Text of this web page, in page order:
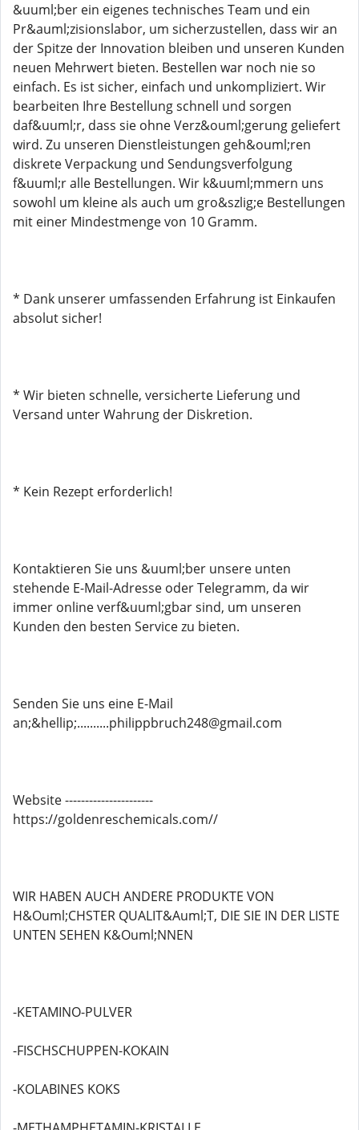
&uuml;ber ein eigenes technisches Team und ein
Pr&auml;zisionslabor, um sicherzustellen, dass wir an
der Spitze der Innovation bleiben und unseren Kunden
neuen Mehrwert bieten. Bestellen war noch nie so
einfach. Es ist sicher, einfach und unkompliziert. Wir
bearbeiten Ihre Bestellung schnell und sorgen
daf&uuml;r, dass sie ohne Verz&ouml;gerung geliefert
wird. Zu unseren Dienstleistungen geh&ouml;ren
diskrete Verpackung und Sendungsverfolgung
f&uuml;r alle Bestellungen. Wir k&uuml;mmern uns
sowohl um kleine als auch um gro&szlig;e Bestellungen
mit einer Mindestmenge von 10 Gramm.
* Dank unserer umfassenden Erfahrung ist Einkaufen
absolut sicher!
* Wir bieten schnelle, versicherte Lieferung und
Versand unter Wahrung der Diskretion.
* Kein Rezept erforderlich!
Kontaktieren Sie uns &uuml;ber unsere unten
stehende E-Mail-Adresse oder Telegramm, da wir
immer online verf&uuml;gbar sind, um unseren
Kunden den besten Service zu bieten.
Senden Sie uns eine E-Mail
an;&hellip;..........philippbruch248@gmail.com
Website ----------------------
https://goldenreschemicals.com//
WIR HABEN AUCH ANDERE PRODUKTE VON
H&Ouml;CHSTER QUALIT&Auml;T, DIE SIE IN DER LISTE
UNTEN SEHEN K&Ouml;NNEN
-KETAMINO-PULVER
-FISCHSCHUPPEN-KOKAIN
-KOLABINES KOKS